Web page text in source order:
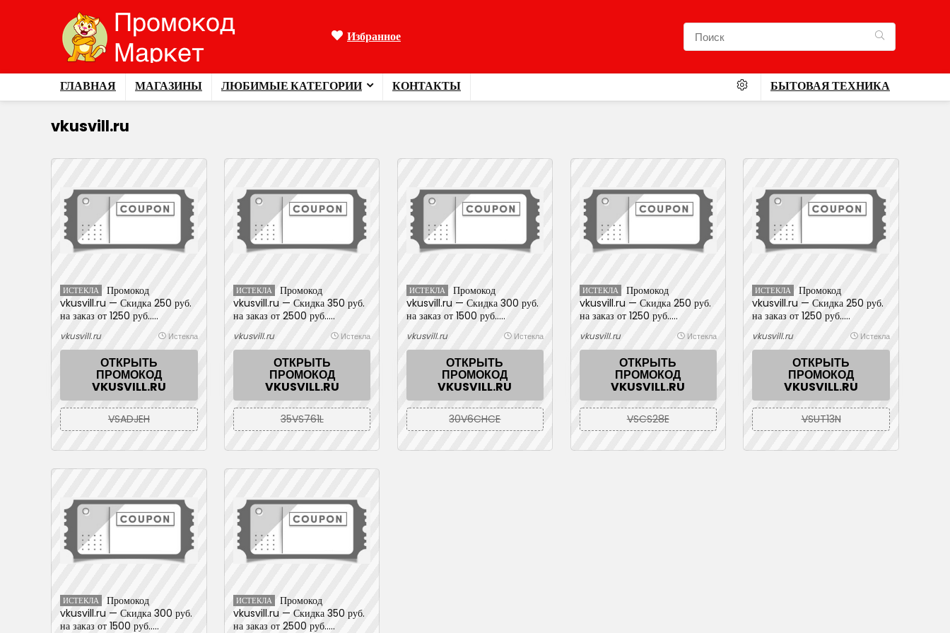
Избранное
ГЛАВНАЯ МАГАЗИНЫ ЛЮБИМЫЕ КАТЕГОРИИ КОНТАКТЫ БЫТОВАЯ ТЕХНИКА
vkusvill.ru
ИСТЕКЛА
Промокод
vkusvill.ru — Скидка 250 руб.
на заказ от 1250 руб..
Действует до 2026-06-30
vkusvill.ru Истекла
ОТКРЫТЬ
ПРОМОКОД
VKUSVILL.RU
VSADJEH
ИСТЕКЛА
Промокод
vkusvill.ru — Скидка 350 руб.
на заказ от 2500 руб..
Действует до 2026-06-30
vkusvill.ru Истекла
ОТКРЫТЬ
ПРОМОКОД
VKUSVILL.RU
35VS761L
ИСТЕКЛА
Промокод
vkusvill.ru — Скидка 300 руб.
на заказ от 1500 руб..
Действует до 2026-06-30
vkusvill.ru Истекла
ОТКРЫТЬ
ПРОМОКОД
VKUSVILL.RU
30V6CHCE
ИСТЕКЛА
Промокод
vkusvill.ru — Скидка 250 руб.
на заказ от 1250 руб..
Действует до 2026-06-30
vkusvill.ru Истекла
ОТКРЫТЬ
ПРОМОКОД
VKUSVILL.RU
VSCS28E
ИСТЕКЛА
Промокод
vkusvill.ru — Скидка 250 руб.
на заказ от 1250 руб..
Действует до 2026-06-30
vkusvill.ru Истекла
ОТКРЫТЬ
ПРОМОКОД
VKUSVILL.RU
VSUT13N
ИСТЕКЛА
Промокод
vkusvill.ru — Скидка 300 руб.
на заказ от 1500 руб..
ИСТЕКЛА
Промокод
vkusvill.ru — Скидка 350 руб.
на заказ от 2500 руб..